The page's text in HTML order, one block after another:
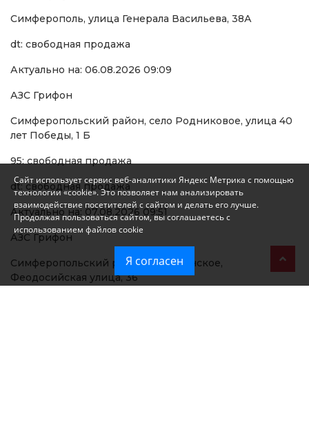
Симферополь, улица Генерала Васильева, 38А
dt: свободная продажа
Актуально на: 06.08.2026 09:09
АЗС Грифон
Симферопольский район, село Родниковое, улица 40
лет Победы, 1 Б
95: свободная продажа
dt: свободная продажа
Актуально на: 07.08.2026 09:51
АЗС Грифон
Симферопольский район, село Донское,
Феодосийская улица, 36
Сайт использует сервис веб-аналитики Яндекс Метрика с помощью
технологии «cookie». Это позволяет нам анализировать
взаимодействие посетителей с сайтом и делать его лучше.
Продолжая пользоваться сайтом, вы соглашаетесь с
использованием файлов cookie
Я согласен